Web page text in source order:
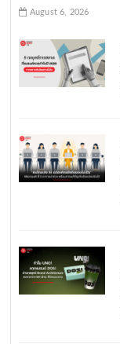
August 6, 2026